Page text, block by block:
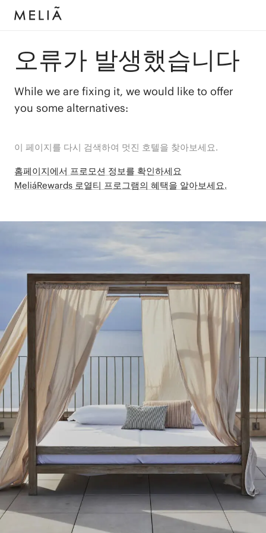
오류가 발생했습니다
While we are fixing it, we would like to offer
you some alternatives:
이 페이지를 다시 검색하여 멋진 호텔을 찾아보세요.
홈페이지에서 프로모션 정보를 확인하세요
MeliáRewards 로열티 프로그램의 혜택을 알아보세요.